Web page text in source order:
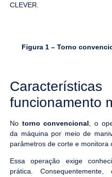
CLEVER.
Figura 1 – Torno
funcionamento
No torno convencional , o
da máquina por meio de
parâmetros de corte e monitora
Essa operação exige
prática.